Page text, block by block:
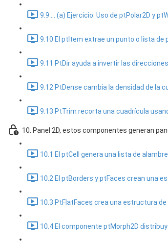
9.9 ... (a) Ejercicio: Uso de ptPolar2D y
9.10 El ptItem extrae un punto o lista de
9.11 PtDir ayuda a invertir las
9.12 PtDense cambia la densidad de la
9.13 PtTrim recorta una cuadrícula
10. Panel 2D, estos componentes generan
10.1 El ptCell genera una lista de
10.2 El ptBorders y ptFaces crean una
10.3 PtFlatFaces crea una estructura
10.4 El componente ptMorph2D